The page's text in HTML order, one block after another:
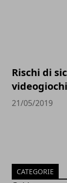
Rischi di
videogiochi
21/05/2019
CATEGORIE